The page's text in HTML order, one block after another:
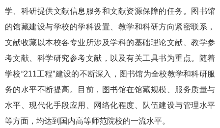
学、科研提供文献信息服务和文献资源保障的任务。图书馆
的馆藏建设与学校的学科设置、教学和科研方向紧密联系，
文献收藏以本校各专业所涉及学科的基础理论文献、教学参
考文献、科学研究参考文献，以及有关工具书为重点。随着
学校“211工程”建设的不断深入，图书馆为全校教学和科研服
务的水平不断提高。目前，图书馆在馆藏规模、服务质量与
水平、现代化手段应用、网络化程度、队伍建设与管理水平
等方面，均达到国内高等师范院校的一流水平。